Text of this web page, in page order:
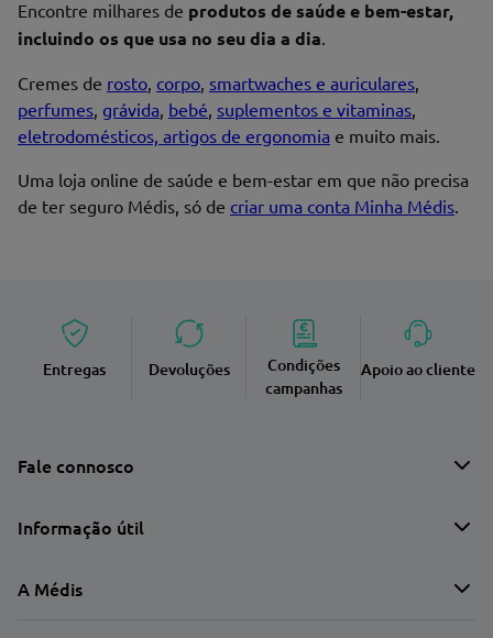
Encontre milhares de produtos de saúde e bem-estar,
incluindo os que usa no seu dia a dia.
Cremes de rosto, corpo, smartwaches e auriculares,
perfumes, grávida, bebé, suplementos e vitaminas,
eletrodomésticos, artigos de ergonomia e muito mais.
Uma loja online de saúde e bem-estar em que não precisa
de ter seguro Médis, só de criar uma conta Minha Médis.
Entregas Devoluções
Condições
campanhas
Apoio ao cliente
Fale connosco
Informação útil
A Médis